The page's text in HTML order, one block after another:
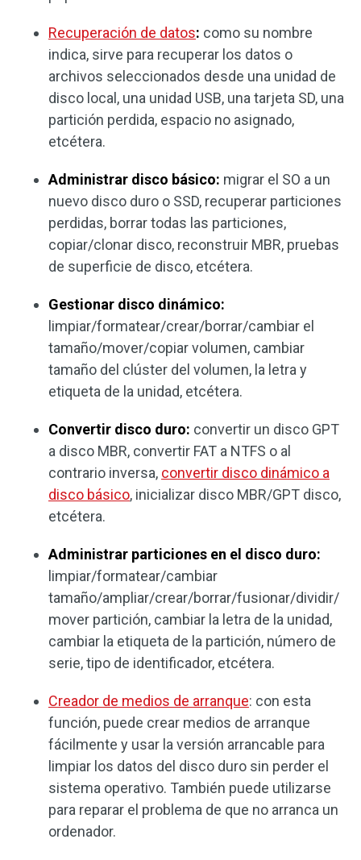
Recuperación de datos: como su nombre
indica, sirve para recuperar los datos o
archivos seleccionados desde una unidad de
disco local, una unidad USB, una tarjeta SD, una
partición perdida, espacio no asignado,
etcétera.
Administrar disco básico: migrar el SO a un
nuevo disco duro o SSD, recuperar particiones
perdidas, borrar todas las particiones,
copiar/clonar disco, reconstruir MBR, pruebas
de superficie de disco, etcétera.
Gestionar disco dinámico:
limpiar/formatear/crear/borrar/cambiar el
tamaño/mover/copiar volumen, cambiar
tamaño del clúster del volumen, la letra y
etiqueta de la unidad, etcétera.
Convertir disco duro: convertir un disco GPT
a disco MBR, convertir FAT a NTFS o al
contrario inversa, convertir disco dinámico a
disco básico, inicializar disco MBR/GPT disco,
etcétera.
Administrar particiones en el disco duro:
limpiar/formatear/cambiar
tamaño/ampliar/crear/borrar/fusionar/dividir/
mover partición, cambiar la letra de la unidad,
cambiar la etiqueta de la partición, número de
serie, tipo de identificador, etcétera.
Creador de medios de arranque: con esta
función, puede crear medios de arranque
fácilmente y usar la versión arrancable para
limpiar los datos del disco duro sin perder el
sistema operativo. También puede utilizarse
para reparar el problema de que no arranca un
ordenador.